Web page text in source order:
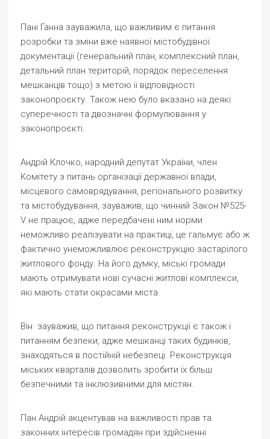
Пані Ганна зауважила, що важливим є питання
розробки та зміни вже наявної містобудівної
документації (генеральний план, комплексний план,
детальний план територій, порядок переселення
мешканців тощо) з метою її відповідності
законопроєкту. Також нею було вказано на деякі
суперечності та двозначні формулювання у
законопроєкті.
Андрій Клочко, народний депутат України, член
Комітету з питань організації державної влади,
місцевого самоврядування, регіонального розвитку
та містобудування, зауважив, що чинний Закон №525-
V не працює, адже передбачені ним норми
неможливо реалізувати на практиці, це гальмує або ж
фактично унеможливлює реконструкцію застарілого
житлового фонду. На його думку, міські громади
мають отримувати нові сучасні житлові комплекси,
які мають стати окрасами міста.
Він зауважив, що питання реконструкції є також і
питанням безпеки, адже мешканці таких будинків,
знаходяться в постійній небезпеці. Реконструкція
міських кварталів дозволить зробити їх більш
безпечними та інклюзивними для містян.
Пан Андрій акцентував на важливості прав та
законних інтересів громадян при здійсненні